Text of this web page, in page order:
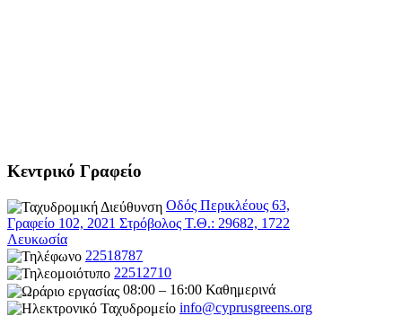
Κεντρικό Γραφείο
Οδός Περικλέους 63,
Γραφείο 102, 2021 Στρόβολος Τ.Θ.: 29682, 1722
Λευκωσία
22518787
22512710
08:00 – 16:00 Καθημερινά
info@cyprusgreens.org